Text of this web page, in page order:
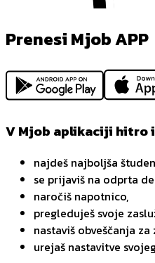
Prenesi Mjob APP
V Mjob aplikaciji hitro
najdeš najboljša
se prijaviš na odprta
naročiš napotnico,
pregleduješ svoje
nastaviš obveščanja
urejaš nastavitve